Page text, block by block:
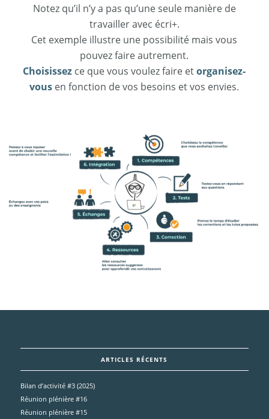
Notez qu’il n’y a pas qu’une seule manière de
travailler avec écri+.
Cet exemple illustre une possibilité mais vous
pouvez faire autrement.
Choisissez ce que vous voulez faire etorganisez-
vous en fonction de vos besoins et vos envies.
ARTICLES RÉCENTS
Bilan d’activité #3 (2025)
Réunion plénière #16
Réunion plénière #15